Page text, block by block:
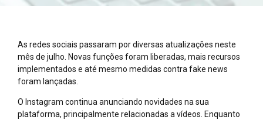
As redes sociais passaram por diversas atualizações neste
mês de julho. Novas funções foram liberadas, mais recursos
implementados e até mesmo medidas contra fake news
foram lançadas.
O Instagram continua anunciando novidades na sua
plataforma, principalmente relacionadas a vídeos. Enquanto